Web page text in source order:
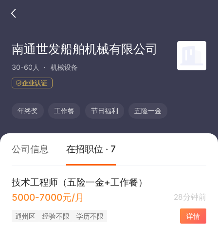
南通世发船舶机械有限公司
30-60人 机械设备
企业认证
年终奖 工作餐 节日福利 五险一金
公司信息 在招职位 · 7
技术工程师（五险一金+工作餐）
5000-7000元/月
28分钟前
通州区 经验不限 学历不限 详情